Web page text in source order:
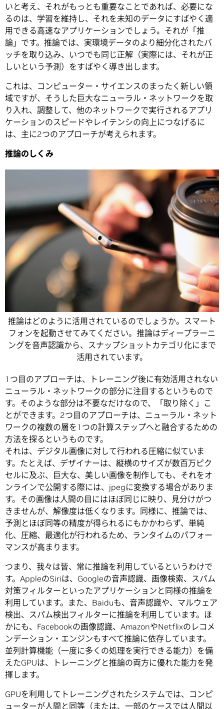
いと考え、それがもっとも重要なことであれば、必要にな
るのは、学習を維持し、それを未知のデータにすばやく適
用できる高速なアプリケーションでしょう。それが「推
論」です。推論では、実環境データのより細分化されたバ
ッチを取り込み、いつでも同じ正解（実際には、それが正
しいという予測）をすばやく導き出します。
これは、コンピューター・サイエンスのまったく新しい領
域ですが、そうした巨大なニューラル・ネットワークを取
り入れ、調整して、他のネットワークで実行されるアプリ
ケーションのスピードやレイテンシの向上につなげるに
は、主に2つのアプローチが考えられます。
推論のしくみ
推論はどのように活用されているのでしょうか。スマート
フォンを起動させてみてください。推論はディープラーニ
ングを音声認識から、スナップショットカテゴリ化にまで
活用されています。
1つ目のアプローチは、トレーニング後に有効活用されない
ニューラル・ネットワークの部分に注目するというもので
す。そのような部分は不要なだけなので、「取り除く」こ
とができます。2つ目のアプローチは、ニューラル・ネット
ワークの複数の層を1つの計算ステップへと融合するための
方法を探るというものです。
それは、デジタル画像に対して行われる圧縮に似ていま
す。たとえば、デザイナーは、縦横のサイズが数百万ピク
セルに及ぶ、巨大な、美しい画像を制作しても、それをオ
ンラインで公開する際には、jpegに変換する場合がありま
す。その画像は人間の目にはほぼ同じに映り、見分けがつ
きませんが、解像度は低くなります。同様に、推論では、
予測とほぼ同等の精度が得られるにもかかわらず、単純
化、圧縮、最適化が行われるため、ランタイムのパフォー
マンスが高まります。
つまり、我々は皆、常に推論を利用しているというわけで
す。AppleのSiriは、Googleの音声認識、画像検索、スパム
対策フィルターといったアプリケーションと同様の推論を
利用しています。また、Baiduも、音声認識や、マルウェア
検出、スパム検出フィルターに推論を利用しています。ほ
かにも、Facebookの画像認識、AmazonやNetflixのレコメ
ンデーション・エンジンもすべて推論に依存しています。
並列計算機能（一度に多くの処理を実行できる能力）を備
えたGPUは、トレーニングと推論の両方に優れた能力を発
揮します。
GPUを利用してトレーニングされたシステムでは、コンピ
ューターが人間と同等（または、一部のケースでは人間以